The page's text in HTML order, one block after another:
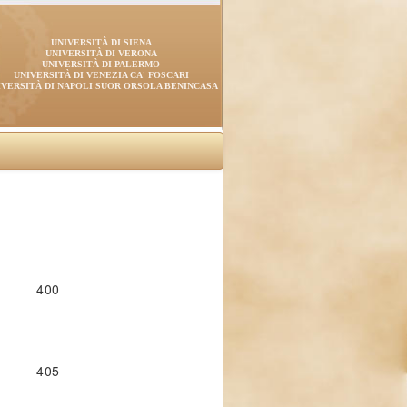
UNIVERSITÀ DI SIENA
UNIVERSITÀ DI VERONA
UNIVERSITÀ DI PALERMO
UNIVERSITÀ DI VENEZIA CA' FOSCARI
DI NAPOLI SUOR ORSOLA BENINCASA
400
405